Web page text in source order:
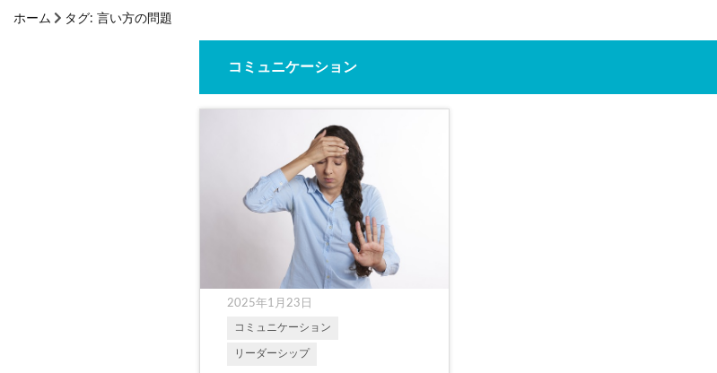
ホーム タグ: 言い方の問題
コミュニケーション
2025年1月23日
コミュニケーション
リーダーシップ